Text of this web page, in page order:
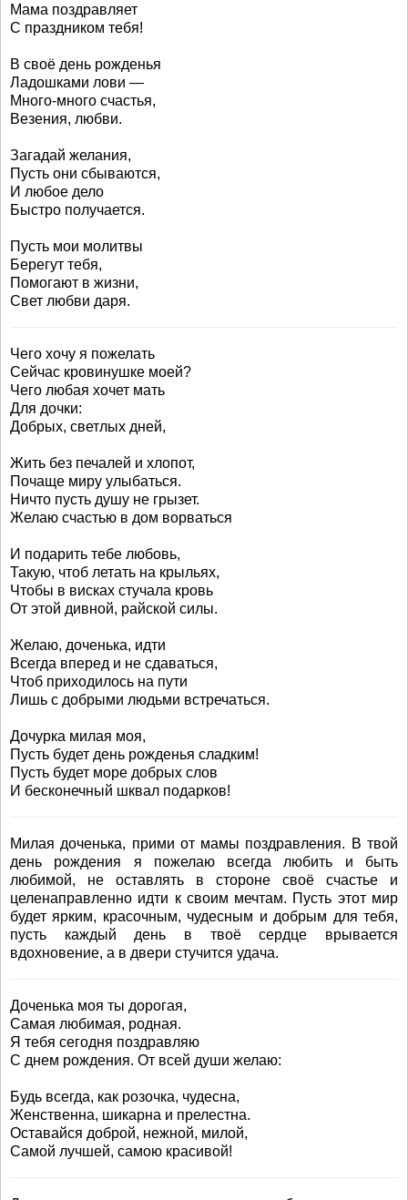
Мама поздравляет
С праздником тебя!
В своё день рожденья
Ладошками лови —
Много-много счастья,
Везения, любви.
Загадай желания,
Пусть они сбываются,
И любое дело
Быстро получается.
Пусть мои молитвы
Берегут тебя,
Помогают в жизни,
Свет любви даря.
Чего хочу я пожелать
Сейчас кровинушке моей?
Чего любая хочет мать
Для дочки:
Добрых, светлых дней,
Жить без печалей и хлопот,
Почаще миру улыбаться.
Ничто пусть душу не грызет.
Желаю счастью в дом ворваться
И подарить тебе любовь,
Такую, чтоб летать на крыльях,
Чтобы в висках стучала кровь
От этой дивной, райской силы.
Желаю, доченька, идти
Всегда вперед и не сдаваться,
Чтоб приходилось на пути
Лишь с добрыми людьми встречаться.
Дочурка милая моя,
Пусть будет день рожденья сладким!
Пусть будет море добрых слов
И бесконечный шквал подарков!
Милая доченька, прими от мамы поздравления. В твой
день рождения я пожелаю всегда любить и быть
любимой, не оставлять в стороне своё счастье и
целенаправленно идти к своим мечтам. Пусть этот мир
будет ярким, красочным, чудесным и добрым для тебя,
пусть каждый день в твоё сердце врывается
вдохновение, а в двери стучится удача.
Доченька моя ты дорогая,
Самая любимая, родная.
Я тебя сегодня поздравляю
С днем рождения. От всей души желаю:
Будь всегда, как розочка, чудесна,
Женственна, шикарна и прелестна.
Оставайся доброй, нежной, милой,
Самой лучшей, самою красивой!